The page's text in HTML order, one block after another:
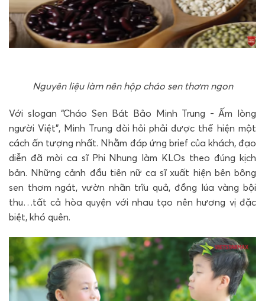
Nguyên liệu làm nên hộp cháo sen thơm ngon
Với slogan “Cháo Sen Bát Bảo Minh Trung - Ấm lòng
người Việt”, Minh Trung đòi hỏi phải được thể hiện một
cách ấn tượng nhất. Nhằm đáp ứng brief của khách, đạo
diễn đã mời ca sĩ Phi Nhung làm KLOs theo đúng kịch
bản. Những cảnh đầu tiên nữ ca sĩ xuất hiện bên bông
sen thơm ngát, vườn nhãn trĩu quả, đồng lúa vàng bội
thu…tất cả hòa quyện với nhau tạo nên hương vị đặc
biệt, khó quên.